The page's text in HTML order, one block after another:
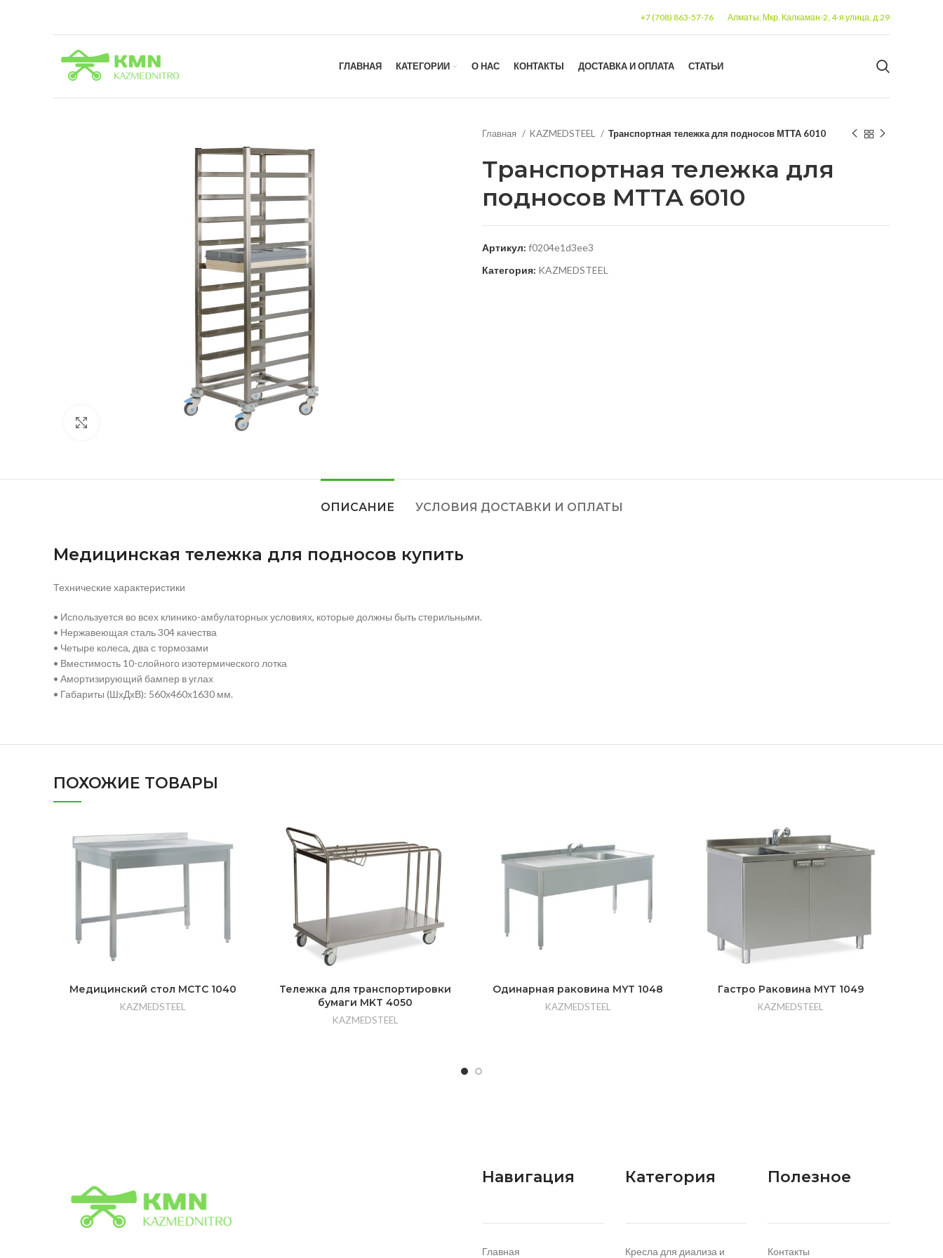
+7 (708) 863-57-76 Алматы, Мкр. Калкаман-2, 4-я улица, д.29
ГЛАВНАЯ КАТЕГОРИИ О НАС КОНТАКТЫ ДОСТАВКА И ОПЛАТА СТАТЬИ
Главная KAZMEDSTEEL Транспортная тележка для подносов МТТА 6010
Транспортная тележка для
подносов МТТА 6010
Артикул: f0204e1d3ee3
Категория: KAZMEDSTEEL
ОПИСАНИЕ УСЛОВИЯ ДОСТАВКИ И ОПЛАТЫ
Медицинская тележка для подносов купить
Технические характеристики
• Используется во всех клинико-амбулаторных условиях, которые должны быть стерильными.
• Нержавеющая сталь 304 качества
• Четыре колеса, два с тормозами
• Вместимость 10-слойного изотермического лотка
• Амортизирующий бампер в углах
• Габариты (ШхДхВ): 560х460х1630 мм.
ПОХОЖИЕ ТОВАРЫ
Медицинский стол MCTC 1040
KAZMEDSTEEL
Тележка для транспортировки
бумаги MKT 4050
KAZMEDSTEEL
Одинарная раковина MYT 1048
KAZMEDSTEEL
Гастро Раковина MYT 1049
KAZMEDSTEEL
Навигация
Главная
Категория
Кресла для диализа и
Полезное
Контакты